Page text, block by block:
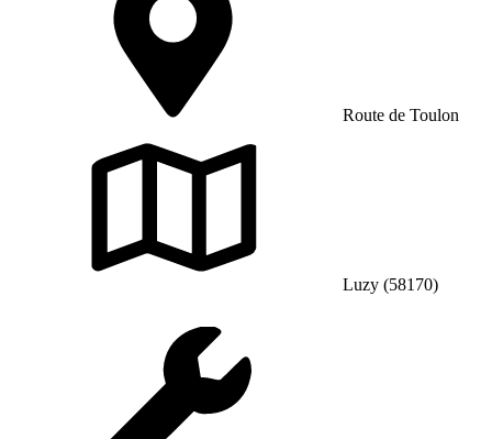
Route de Toulon
Luzy (58170)